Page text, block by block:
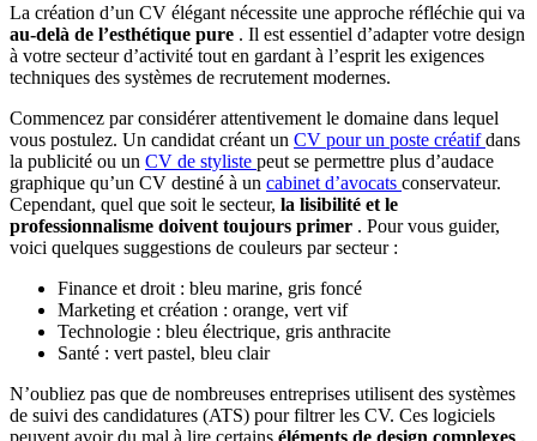
La création d’un CV élégant nécessite une approche réfléchie qui va
au-delà de l’esthétique pure . Il est essentiel d’adapter votre design
à votre secteur d’activité tout en gardant à l’esprit les exigences
techniques des systèmes de recrutement modernes.
Commencez par considérer attentivement le domaine dans lequel
vous postulez. Un candidat créant un CV pour un poste créatifdans
la publicité ou un CV de styliste peut se permettre plus d’audace
graphique qu’un CV destiné à un cabinet d’avocats conservateur.
Cependant, quel que soit le secteur, la lisibilité et le
professionnalisme doivent toujours primer . Pour vous guider,
voici quelques suggestions de couleurs par secteur :
Finance et droit : bleu marine, gris foncé
Marketing et création : orange, vert vif
Technologie : bleu électrique, gris anthracite
Santé : vert pastel, bleu clair
N’oubliez pas que de nombreuses entreprises utilisent des systèmes
de suivi des candidatures (ATS) pour filtrer les CV. Ces logiciels
peuvent avoir du mal à lire certains éléments de design complexes .